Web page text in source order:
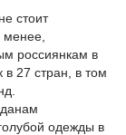
стоит
россиянкам в
в 27 стран, в том
одежды в